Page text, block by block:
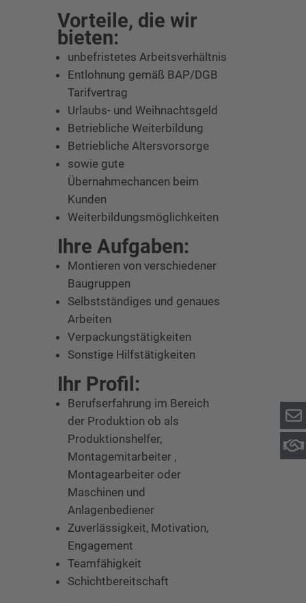
Vorteile, die wir
bieten:
unbefristetes Arbeitsverhältnis
Entlohnung gemäß BAP/DGB
Tarifvertrag
Urlaubs- und Weihnachtsgeld
Betriebliche Weiterbildung
Betriebliche Altersvorsorge
sowie gute
Übernahmechancen beim
Kunden
Weiterbildungsmöglichkeiten
Ihre Aufgaben:
Montieren von verschiedener
Baugruppen
Selbstständiges und genaues
Arbeiten
Verpackungstätigkeiten
Sonstige Hilfstätigkeiten
Ihr Profil:
Berufserfahrung im Bereich
der Produktion ob als
Produktionshelfer,
Montagemitarbeiter ,
Montagearbeiter oder
Maschinen und
Anlagenbediener
Zuverlässigkeit, Motivation,
Engagement
Teamfähigkeit
Schichtbereitschaft